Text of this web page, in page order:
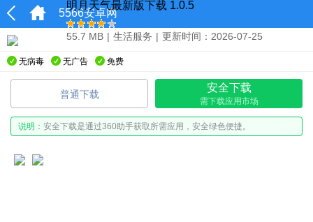
5566安卓网
明月天气最新版下载 1.0.5
55.7 MB | 生活服务 | 更新时间：2026-07-25
无病毒 无广告 免费
普通下载
安全下载
需下载应用市场
说明： 安全下载是通过360助手获取所需应用，安全绿色便捷。